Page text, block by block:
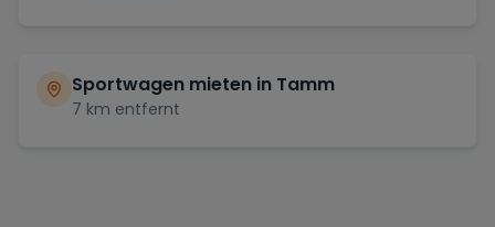
Sportwagen mieten in Tamm
7 km entfernt